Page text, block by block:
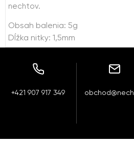
nechtov.
Obsah balenia: 5g
Dĺžka nitky: 1,5mm
+421 907 917 349